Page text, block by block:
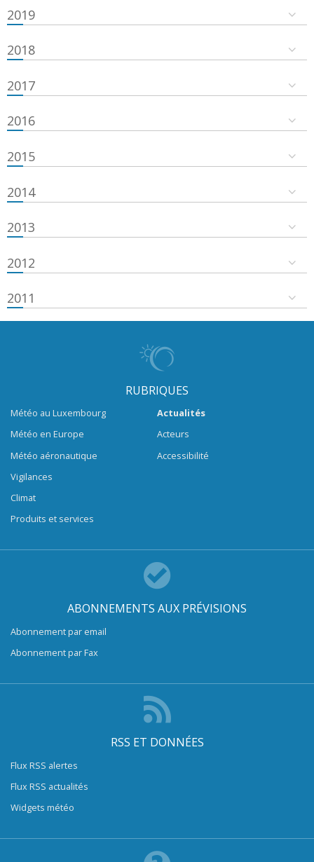
2019
2018
2017
2016
2015
2014
2013
2012
2011
RUBRIQUES
Météo au Luxembourg
Météo en Europe
Météo aéronautique
Vigilances
Climat
Produits et services
Actualités
Acteurs
Accessibilité
ABONNEMENTS AUX PRÉVISIONS
Abonnement par email
Abonnement par Fax
RSS ET DONNÉES
Flux RSS alertes
Flux RSS actualités
Widgets météo